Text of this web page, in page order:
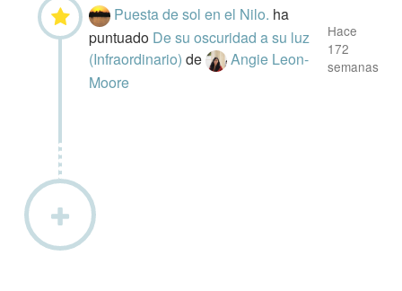
Puesta de sol en el Nilo. ha
puntuado De su oscuridad a su luz
(Infraordinario)de
Angie Leon-
Moore
Hace
172
semanas